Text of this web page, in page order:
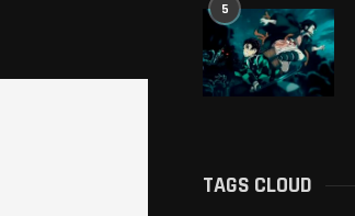
5
TAGS CLOUD